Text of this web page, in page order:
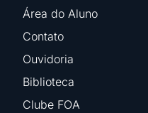
Área do Aluno
Contato
Ouvidoria
Biblioteca
Clube FOA